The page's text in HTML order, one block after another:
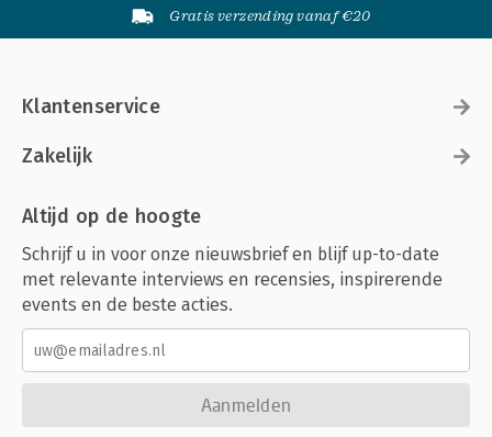
Gratis verzending vanaf €20
Klantenservice
Zakelijk
Altijd op de hoogte
Schrijf u in voor onze nieuwsbrief en blijf up-to-date
met relevante interviews en recensies, inspirerende
events en de beste acties.
Aanmelden